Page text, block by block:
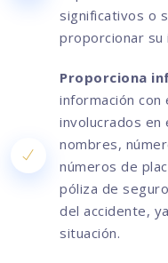
significativos o
proporcionar su
Proporciona
información
involucrados en
nombres,
números de
póliza de
del accidente,
situación.